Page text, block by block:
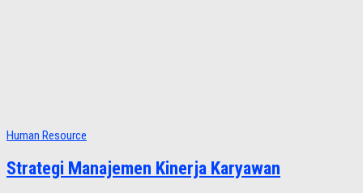
Human Resource
Strategi Manajemen Kinerja Karyawan